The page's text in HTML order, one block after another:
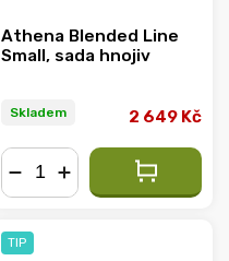
Athena Blended Line
Small, sada hnojiv
Skladem 2 649 Kč
TIP